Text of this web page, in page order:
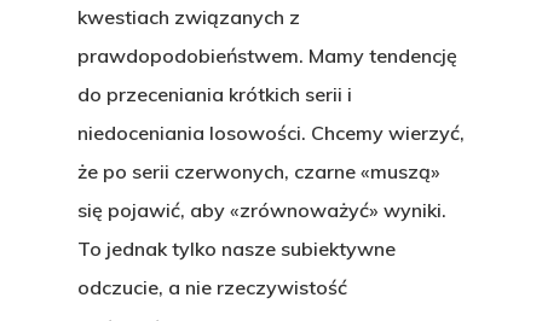
kwestiach związanych z
prawdopodobieństwem. Mamy tendencję
do przeceniania krótkich serii i
niedoceniania losowości. Chcemy wierzyć,
że po serii czerwonych, czarne «muszą»
się pojawić, aby «zrównoważyć» wyniki.
To jednak tylko nasze subiektywne
odczucie, a nie rzeczywistość